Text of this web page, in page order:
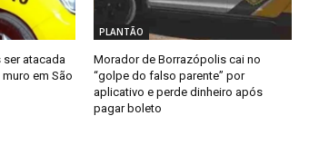
ser atacada
em São
PLANTÃO
Morador de Borrazópolis cai no
“golpe do falso parente” por
aplicativo e perde dinheiro após
pagar boleto